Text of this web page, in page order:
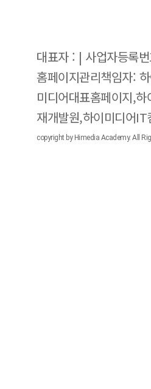
대표자 : | 사업자등록
홈페이지관리책임자:
미디어대표홈페이지,
재개발원,하이미디어IT
copyright by Himedia Academy. All